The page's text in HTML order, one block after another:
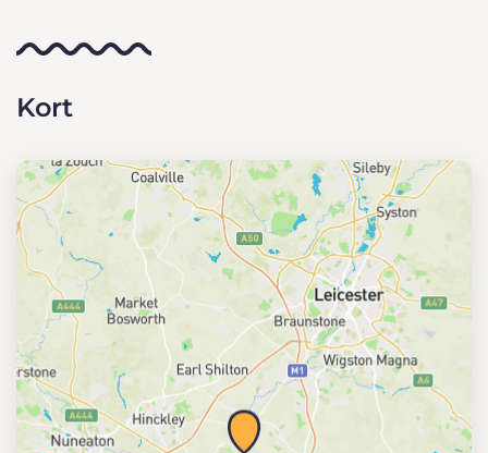
Kort